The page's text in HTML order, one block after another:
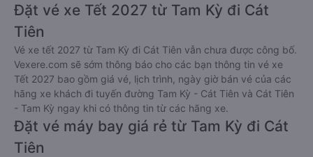
Đặt vé xe Tết 2027 từ Tam Kỳ đi Cát
Tiên
Vé xe tết 2027 từ Tam Kỳ đi Cát Tiên vẫn chưa được công bố.
Vexere.com sẽ sớm thông báo cho các bạn thông tin vé xe
Tết 2027 bao gồm giá vé, lịch trình, ngày giờ bán vé của các
hãng xe khách đi tuyến đường Tam Kỳ - Cát Tiên và Cát Tiên
- Tam Kỳ ngay khi có thông tin từ các hãng xe.
Đặt vé máy bay giá rẻ từ Tam Kỳ đi Cát
Tiên